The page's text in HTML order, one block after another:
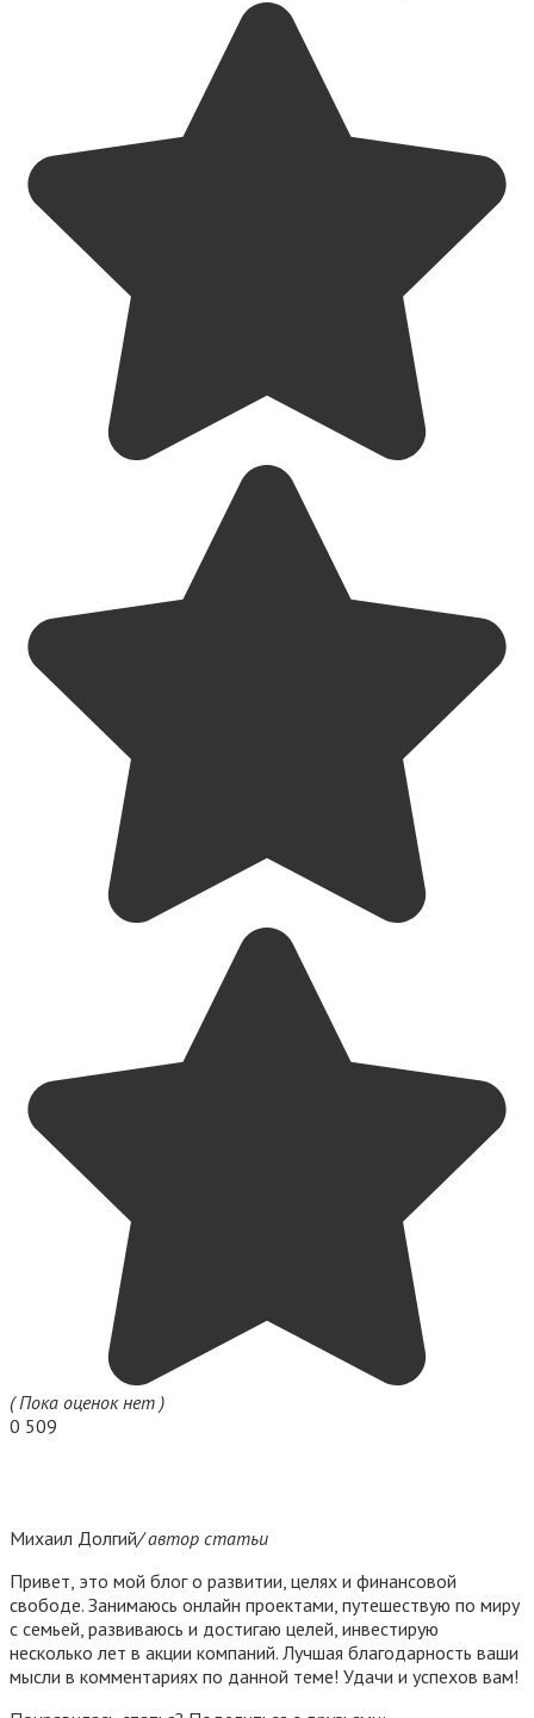
( Пока оценок нет )
0 509
Михаил Долгий/ автор статьи
Привет, это мой блог о развитии, целях и финансовой
свободе. Занимаюсь онлайн проектами, путешествую по миру
с семьей, развиваюсь и достигаю целей, инвестирую
несколько лет в акции компаний. Лучшая благодарность ваши
мысли в комментариях по данной теме! Удачи и успехов вам!